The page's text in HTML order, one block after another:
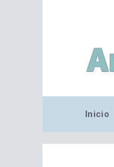
Inicio